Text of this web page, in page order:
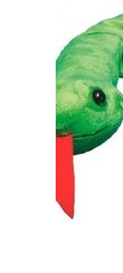
SCHOLEN
KOOPJES